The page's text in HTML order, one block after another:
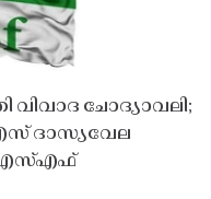
വിവാദ ചോദ്യാവലി;
ദാസ്യവേല